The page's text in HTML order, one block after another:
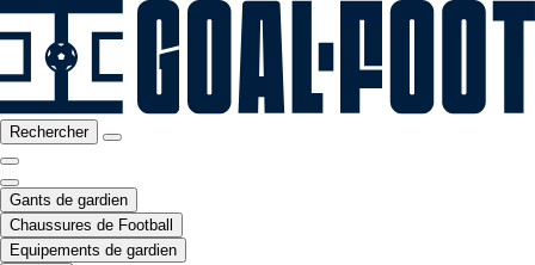
Rechercher
Gants de gardien
Chaussures de Football
Equipements de gardien